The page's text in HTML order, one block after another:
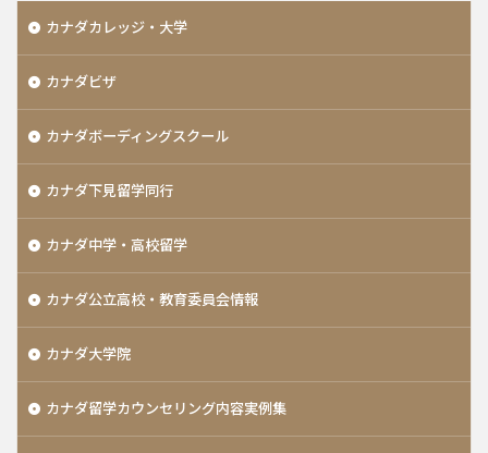
カナダカレッジ・大学
カナダビザ
カナダボーディングスクール
カナダ下見留学同行
カナダ中学・高校留学
カナダ公立高校・教育委員会情報
カナダ大学院
カナダ留学カウンセリング内容実例集